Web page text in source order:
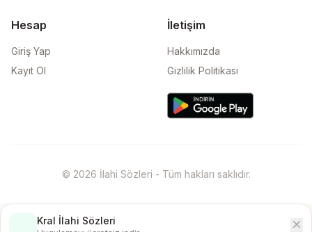
Hesap
Giriş Yap
Kayıt Ol
İletişim
Hakkımızda
Gizlilik Politikası
© 2026 İlahi Sözleri - Tüm hakları saklıdır.
Kral İlahi Sözleri close